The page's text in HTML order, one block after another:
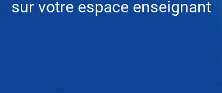
sur votre espace enseignant